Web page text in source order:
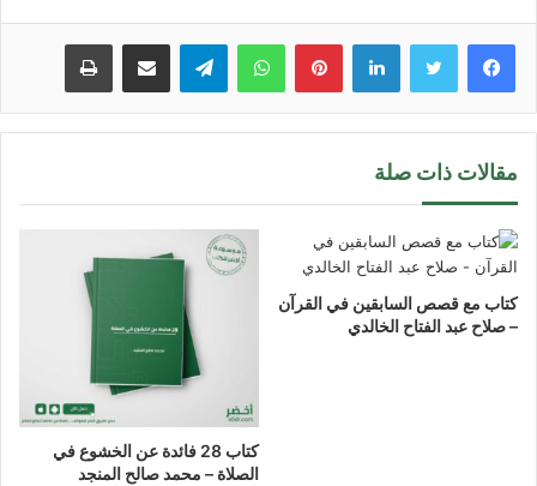
لينكدإن بينتيريستواتساب تيلقرام مشاركة عبر البريد طباعة
مقالات ذات صلة
كتاب مع قصص السابقين في القرآن
– صلاح عبد الفتاح الخالدي
كتاب 28 فائدة عن الخشوع في
الصلاة – محمد صالح المنجد